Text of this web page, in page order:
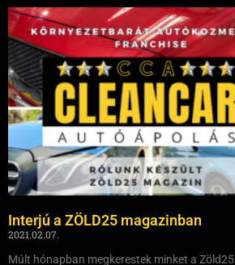
Interjú a ZÖLD25 magazinban
2021.02.07.
Múlt hónapban megkerestek minket a Zöld25